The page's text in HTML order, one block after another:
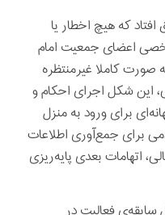
که هیچ اخطار یا
اعضای جمعیت امام
صورت کاملا غیرمنتظره
این شکل اجرای احکام و
برای ورود به منزل
برای جمع‌آوری اطلاعات
اتهامات بعدی پایه‌ریزی